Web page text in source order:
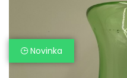
Novinka